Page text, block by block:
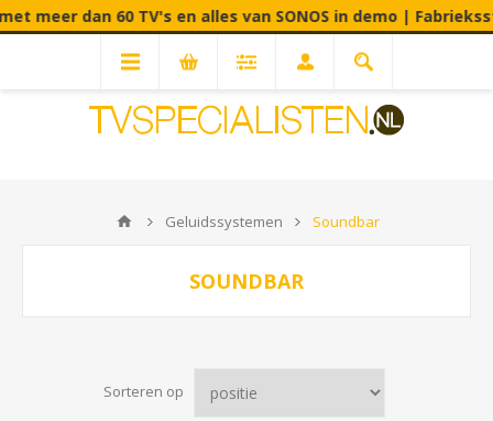
dan 60 TV's en alles van SONOS in demo |
Geluidssystemen Soundbar
SOUNDBAR
Sorteren op